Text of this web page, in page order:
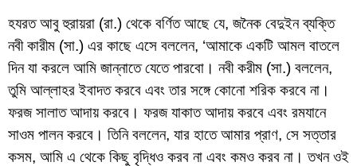
হযরত আবু হুরায়রা (রা.) থেকে বর্ণিত আছে যে, জনৈক বেদুইন ব্যক্তি
নবী কারীম (সা.) এর কাছে এসে বললেন, ‘আমাকে একটি আমল বাতলে
দিন যা করলে আমি জান্নাতে যেতে পারবো। নবী করীম (সা.) বললেন,
তুমি আল্লাহর ইবাদত করবে এবং তার সঙ্গে কোনো শরিক করবে না।
ফরজ সালাত আদায় করবে। ফরজ যাকাত আদায় করবে এবং রমযানে
সাওম পালন করবে। তিনি বললেন, যার হাতে আমার প্রাণ, সে সত্তার
কসম, আমি এ থেকে কিছু বৃদ্ধিও করব না এবং কমও করব না। তখন ওই